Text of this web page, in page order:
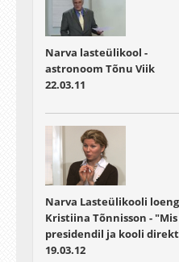
Narva lasteülikool -
astronoom Tõnu Viik
22.03.11
Narva Lasteülikooli
Kristiina Tõnnisson -
presidendil ja kooli
19.03.12